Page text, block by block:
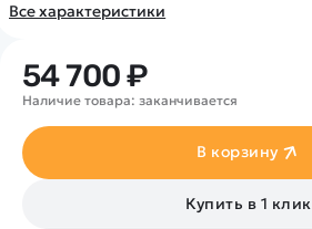
Все характеристики
54 700 ₽
Наличие товара: заканчивается
В корзину
Купить в 1 клик